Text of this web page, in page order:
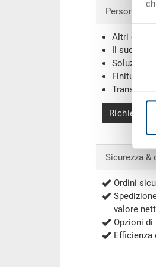
Altri colori
Il suo
Soluzioni
Finiture
Richiedi
Sicurezza &
Ordini
valore
Opzioni
Efficienza